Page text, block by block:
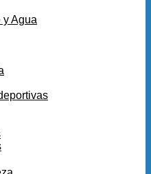
y Agua